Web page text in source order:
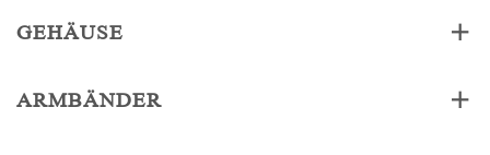
GEHÄUSE
ARMBÄNDER